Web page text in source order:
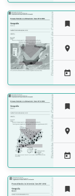








